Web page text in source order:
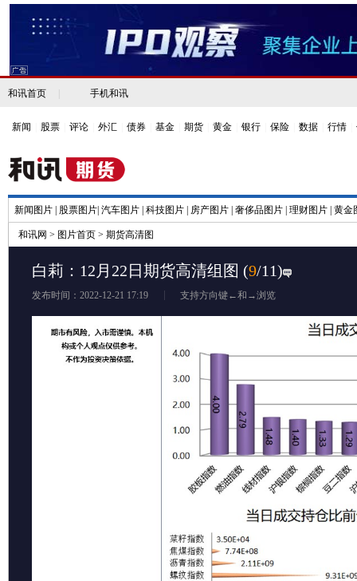
和讯首页 手机和讯
新闻 股票 评论 外汇 债券 基金 期货 黄金 银行 保险 数据 行情
新闻图片 股票图片 汽车图片 科技图片 房产图片 奢侈品图片 理财图片 黄金
和讯网 > 图片首页 > 期货高清图
白莉：12月22日期货高清组图 (9/11)
发布时间：2022-12-21 17:19 支持方向键←和→浏览